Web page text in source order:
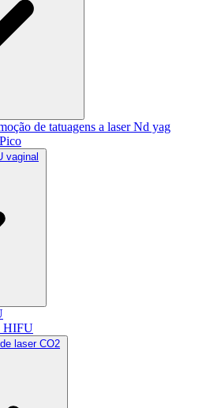
de tatuagens a laser Nd yag
vaginal
HIFU
laser CO2